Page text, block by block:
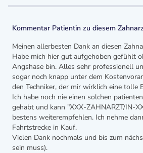
Kommentar Patientin zu diesem
Meinen allerbesten Dank an diesen
Habe mich hier gut aufgehoben gefühlt
Angshase bin. Alles sehr professionell
sogar noch knapp unter dem
den Techniker, der mir wirklich eine tolle
Ich habe noch nie einen solchen
gehabt und kann "XXX-ZAHNARZT/IN-
bestens weiterempfehlen. Ich nehme
Fahrtstrecke in Kauf.
Vielen Dank nochmals und bis zum
sein muss).